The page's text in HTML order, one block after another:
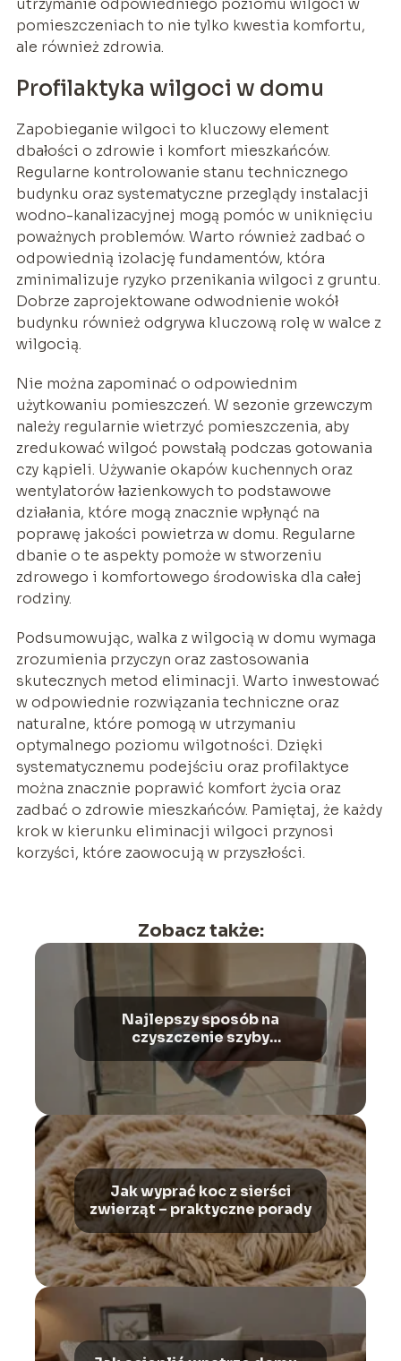
utrzymanie odpowiedniego poziomu wilgoci w
pomieszczeniach to nie tylko kwestia komfortu,
ale również zdrowia.
Profilaktyka wilgoci w domu
Zapobieganie wilgoci to kluczowy element
dbałości o zdrowie i komfort mieszkańców.
Regularne kontrolowanie stanu technicznego
budynku oraz systematyczne przeglądy instalacji
wodno-kanalizacyjnej mogą pomóc w uniknięciu
poważnych problemów. Warto również zadbać o
odpowiednią izolację fundamentów, która
zminimalizuje ryzyko przenikania wilgoci z gruntu.
Dobrze zaprojektowane odwodnienie wokół
budynku również odgrywa kluczową rolę w walce z
wilgocią.
Nie można zapominać o odpowiednim
użytkowaniu pomieszczeń. W sezonie grzewczym
należy regularnie wietrzyć pomieszczenia, aby
zredukować wilgoć powstałą podczas gotowania
czy kąpieli. Używanie okapów kuchennych oraz
wentylatorów łazienkowych to podstawowe
działania, które mogą znacznie wpłynąć na
poprawę jakości powietrza w domu. Regularne
dbanie o te aspekty pomoże w stworzeniu
zdrowego i komfortowego środowiska dla całej
rodziny.
Podsumowując, walka z wilgocią w domu wymaga
zrozumienia przyczyn oraz zastosowania
skutecznych metod eliminacji. Warto inwestować
w odpowiednie rozwiązania techniczne oraz
naturalne, które pomogą w utrzymaniu
optymalnego poziomu wilgotności. Dzięki
systematycznemu podejściu oraz profilaktyce
można znacznie poprawić komfort życia oraz
zadbać o zdrowie mieszkańców. Pamiętaj, że każdy
krok w kierunku eliminacji wilgoci przynosi
korzyści, które zaowocują w przyszłości.
Zobacz także:
Najlepszy sposób na
czyszczenie szyby
kominkowej
Jak wyprać koc z sierści
zwierząt – praktyczne porady